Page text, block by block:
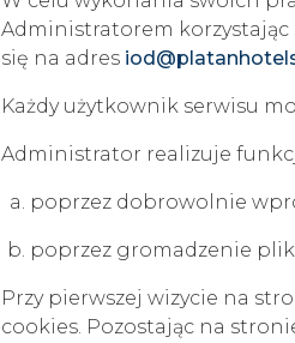
Administratorem
się na adres
Każdy użytkownik serwisu
Administrator realizuje
poprzez dobrowolnie
poprzez gromadzenie
Przy pierwszej wizycie na
cookies. Pozostając na